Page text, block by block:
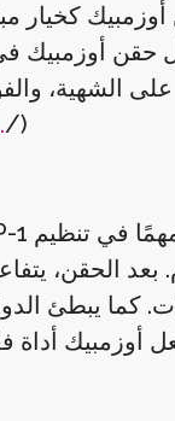
كخيار
حقن أوزمبيك
/)
الحقن،
كما يبطئ